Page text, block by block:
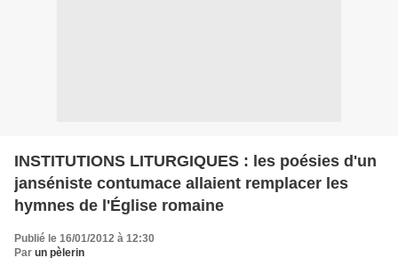
INSTITUTIONS LITURGIQUES : les poésies d'un
janséniste contumace allaient remplacer les
hymnes de l'Église romaine
Publié le 16/01/2012 à 12:30
Par un pèlerin